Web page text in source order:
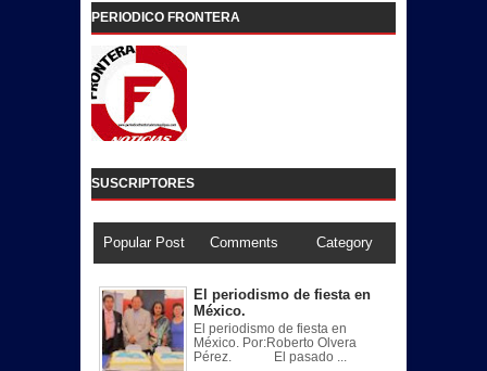
PERIODICO FRONTERA
SUSCRIPTORES
Popular Post Comments Category
El periodismo de fiesta en
México.
El periodismo de fiesta en
México. Por:Roberto Olvera
Pérez. El pasado ...